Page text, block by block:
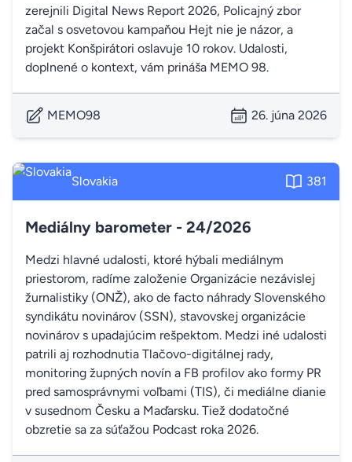
zerejnili Digital News Report 2026, Policajný zbor
začal s osvetovou kampaňou Hejt nie je názor, a
projekt Konšpirátori oslavuje 10 rokov. Udalosti,
doplnené o kontext, vám prináša MEMO 98.
MEMO98 26. júna 2026
Slovakia 381
Mediálny barometer - 24/2026
Medzi hlavné udalosti, ktoré hýbali mediálnym
priestorom, radíme založenie Organizácie nezávislej
žurnalistiky (ONŽ), ako de facto náhrady Slovenského
syndikátu novinárov (SSN), stavovskej organizácie
novinárov s upadajúcim rešpektom. Medzi iné udalosti
patrili aj rozhodnutia Tlačovo-digitálnej rady,
monitoring župných novín a FB profilov ako formy PR
pred samosprávnymi voľbami (TIS), či mediálne dianie
v susednom Česku a Maďarsku. Tiež dodatočné
obzretie sa za súťažou Podcast roka 2026.